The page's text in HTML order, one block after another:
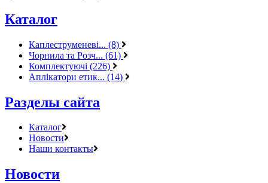
Каталог
Каплеструменеві... (8)
Чорнила та Розч... (61)
Комплектуючі (226)
Аплікатори етик... (14)
Разделы сайта
Каталог
Новости
Наши контакты
Новости